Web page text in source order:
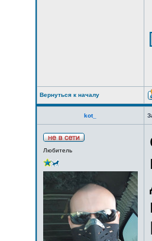
Вернуться к началу
kot_
Любитель